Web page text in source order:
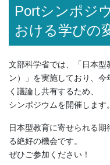
Portシンポジ
おける学びの
文部科学省では、「日本型
ン）」を実施しており、
く議論し共有するため、
シンポジウムを開催します。
日本型教育に寄せられる
る絶好の機会です。
ぜひご参加ください！